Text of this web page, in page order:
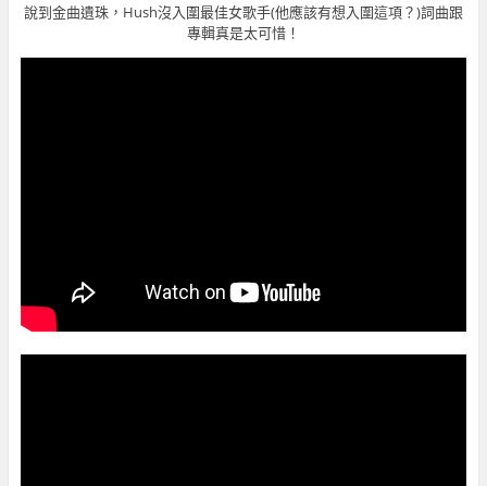
說到金曲遺珠，Hush沒入圍最佳女歌手(他應該有想入圍這項？)詞曲跟
專輯真是太可惜！